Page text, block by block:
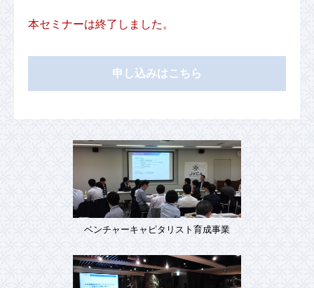
本セミナーは終了しました。
申し込みはこちら
ベンチャーキャピタリスト育成事業